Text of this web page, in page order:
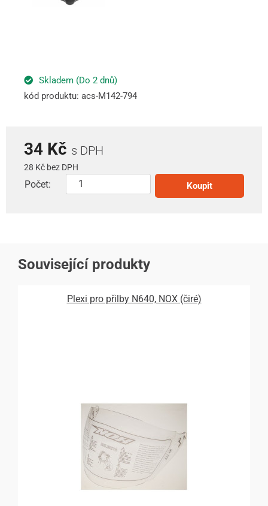
Skladem (Do 2 dnů)
kód produktu: acs-M142-794
34 Kč s DPH
28 Kč bez DPH
Počet: Koupit
Související produkty
Plexi pro přilby N640, NOX (čiré)